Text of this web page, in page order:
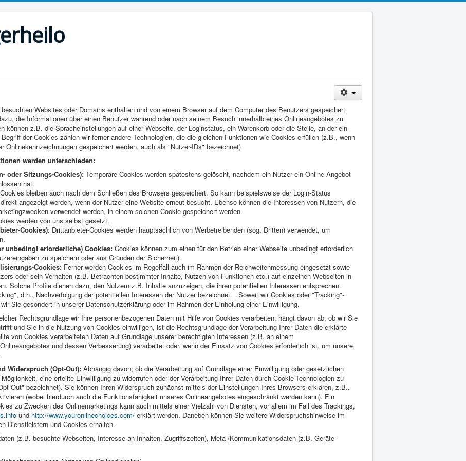
Websites oder Domains enthalten und von einem Browser auf dem Computer des Benutzers gespeichert
die Informationen über einen Benutzer während oder nach seinem Besuch innerhalb eines Onlineangebotes zu
können z.B. die Spracheinstellungen auf einer Webseite, der Loginstatus, ein Warenkorb oder die Stelle, an der ein
der Cookies zählen wir ferner andere Technologien, die die gleichen Funktionen wie Cookies erfüllen (z.B., wenn
Onlinekennzeichnungen gespeichert werden, auch als "Nutzer-IDs" bezeichnet)
werden unterschieden:
oder Sitzungs-Cookies): Temporäre Cookies werden spätestens gelöscht, nachdem ein Nutzer ein Online-Angebot
hat.
bleiben auch nach dem Schließen des Browsers gespeichert. So kann beispielsweise der Login-Status
angezeigt werden, wenn der Nutzer eine Website erneut besucht. Ebenso können die Interessen von Nutzern, die
verwendet werden, in einem solchen Cookie gespeichert werden.
werden von uns selbst gesetzt.
Cookies): Drittanbieter-Cookies werden hauptsächlich von Werbetreibenden (sog. Dritten) verwendet, um
unbedingt erforderliche) Cookies: Cookies können zum einen für den Betrieb einer Webseite unbedingt erforderlich
zu speichern oder aus Gründen der Sicherheit).
Cookies: Ferner werden Cookies im Regelfall auch im Rahmen der Reichweitenmessung eingesetzt sowie
oder sein Verhalten (z.B. Betrachten bestimmter Inhalte, Nutzen von Funktionen etc.) auf einzelnen Webseiten in
Solche Profile dienen dazu, den Nutzern z.B. Inhalte anzuzeigen, die ihren potentiellen Interessen entsprechen.
d.h., Nachverfolgung der potentiellen Interessen der Nutzer bezeichnet. . Soweit wir Cookies oder "Tracking"-
Sie gesondert in unserer Datenschutzerklärung oder im Rahmen der Einholung einer Einwilligung.
Rechtsgrundlage wir Ihre personenbezogenen Daten mit Hilfe von Cookies verarbeiten, hängt davon ab, ob wir Sie
und Sie in die Nutzung von Cookies einwilligen, ist die Rechtsgrundlage der Verarbeitung Ihrer Daten die erklärte
von Cookies verarbeiteten Daten auf Grundlage unserer berechtigten Interessen (z.B. an einem
und dessen Verbesserung) verarbeitet oder, wenn der Einsatz von Cookies erforderlich ist, um unsere
Widerspruch (Opt-Out): Abhängig davon, ob die Verarbeitung auf Grundlage einer Einwilligung oder gesetzlichen
eine erteilte Einwilligung zu widerrufen oder der Verarbeitung Ihrer Daten durch Cookie-Technologien zu
Out" bezeichnet). Sie können Ihren Widerspruch zunächst mittels der Einstellungen Ihres Browsers erklären, z.B.,
(wobei hierdurch auch die Funktionsfähigkeit unseres Onlineangebotes eingeschränkt werden kann). Ein
zu Zwecken des Onlinemarketings kann auch mittels einer Vielzahl von Diensten, vor allem im Fall des Trackings,
und http://www.youronlinechoices.com/ erklärt werden. Daneben können Sie weitere Widerspruchshinweise im
Dienstleistern und Cookies erhalten.
(z.B. besuchte Webseiten, Interesse an Inhalten, Zugriffszeiten), Meta-/Kommunikationsdaten (z.B. Geräte-